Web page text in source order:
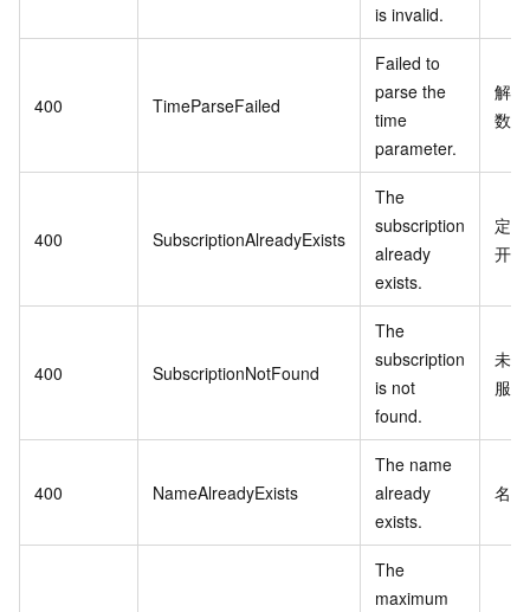
is invalid.
400 TimeParseFailed
Failed to
parse the
time
parameter.
解
数
400 SubscriptionAlreadyExists
The
subscription
already
exists.
定
开通
400 SubscriptionNotFound
The
subscription
is not
found.
未
服务
400 NameAlreadyExists
The name
already
exists.
名
The
maximum